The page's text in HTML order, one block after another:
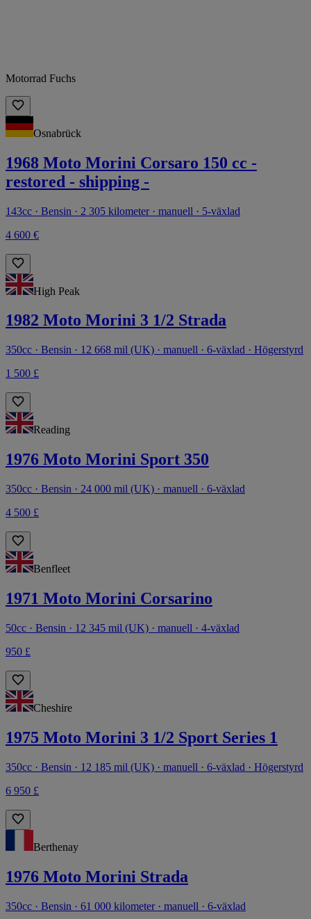
Motorrad Fuchs
Osnabrück
1968 Moto Morini Corsaro 150 cc -
restored - shipping -
143cc · Bensin · 2 305 kilometer · manuell · 5-växlad
4 600 €
High Peak
1982 Moto Morini 3 1/2 Strada
350cc · Bensin · 12 668 mil (UK) · manuell · 6-växlad · Högerstyrd
1 500 £
Reading
1976 Moto Morini Sport 350
350cc · Bensin · 24 000 mil (UK) · manuell · 6-växlad
4 500 £
Benfleet
1971 Moto Morini Corsarino
50cc · Bensin · 12 345 mil (UK) · manuell · 4-växlad
950 £
Cheshire
1975 Moto Morini 3 1/2 Sport Series 1
350cc · Bensin · 12 185 mil (UK) · manuell · 6-växlad · Högerstyrd
6 950 £
Berthenay
1976 Moto Morini Strada
350cc · Bensin · 61 000 kilometer · manuell · 6-växlad